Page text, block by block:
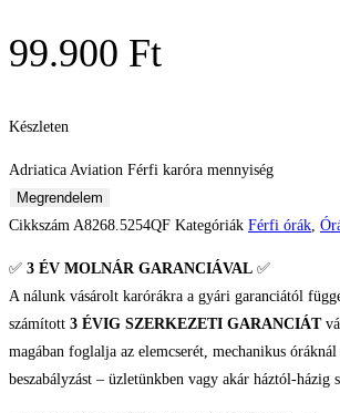
99.900 Ft
Készleten
Adriatica Aviation Férfi karóra mennyiség
Megrendelem
Cikkszám A8268.5254QF Kategóriák Férfi órák,
✅ 3 ÉV MOLNÁR GARANCIÁVAL ✅
A nálunk vásárolt karórákra a gyári garanciától
számított 3 ÉVIG SZERKEZETI GARANCIÁT
magában foglalja az elemcserét, mechanikus óráknál
beszabályzást – üzletünkben vagy akár háztól-házig